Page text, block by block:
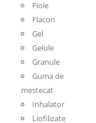
Fiole
Flacon
Gel
Gelule
Granule
Guma de
mestecat
Inhalator
Liofilizate